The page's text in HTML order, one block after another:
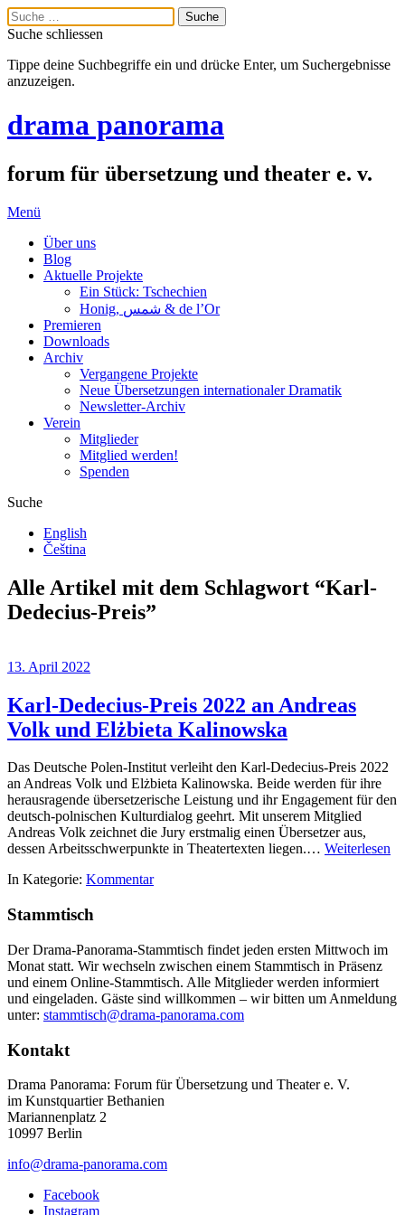
Suche schliessen
Tippe deine Suchbegriffe ein und drücke Enter, um Suchergebnisse
anzuzeigen.
drama panorama
forum für übersetzung und theater e. v.
Menü
Über uns
Blog
Aktuelle Projekte
Ein Stück: Tschechien
Honig, شمس & de l’Or
Premieren
Downloads
Archiv
Vergangene Projekte
Neue Übersetzungen internationaler Dramatik
Newsletter-Archiv
Verein
Mitglieder
Mitglied werden!
Spenden
Suche
English
Čeština
Alle Artikel mit dem Schlagwort “Karl-
Dedecius-Preis”
13. April 2022
Karl-Dedecius-Preis 2022 an Andreas
Volk und Elżbieta Kalinowska
Das Deutsche Polen-Institut verleiht den Karl-Dedecius-Preis 2022
an Andreas Volk und Elżbieta Kalinowska. Beide werden für ihre
herausragende übersetzerische Leistung und ihr Engagement für den
deutsch-polnischen Kulturdialog geehrt. Mit unserem Mitglied
Andreas Volk zeichnet die Jury erstmalig einen Übersetzer aus,
dessen Arbeitsschwerpunkte in Theatertexten liegen.… Weiterlesen
In Kategorie: Kommentar
Stammtisch
Der Drama-Panorama-Stammtisch findet jeden ersten Mittwoch im
Monat statt. Wir wechseln zwischen einem Stammtisch in Präsenz
und einem Online-Stammtisch. Alle Mitglieder werden informiert
und eingeladen. Gäste sind willkommen – wir bitten um Anmeldung
unter: stammtisch@drama-panorama.com
Kontakt
Drama Panorama: Forum für Übersetzung und Theater e. V.
im Kunstquartier Bethanien
Mariannenplatz 2
10997 Berlin
info@drama-panorama.com
Facebook
Instagram